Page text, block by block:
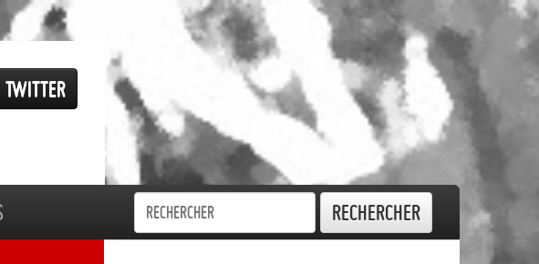
Twitter
Rechercher